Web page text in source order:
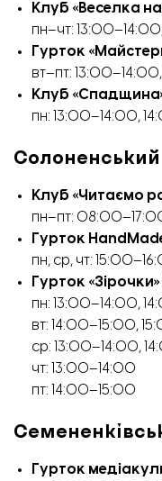
Клуб «Веселка
пн–чт:
Гурток
вт–пт:
Клуб
пн: 13:00–14:00,
Клуб «Читаємо
пн–пт:
Гурток
пн, ср, чт:
Гурток
пн: 13:00–14:00,
вт: 14:00–15:00,
ср: 13:00–14:00,
чт: 13:00–14:00
пт: 14:00–15:00
Гурток